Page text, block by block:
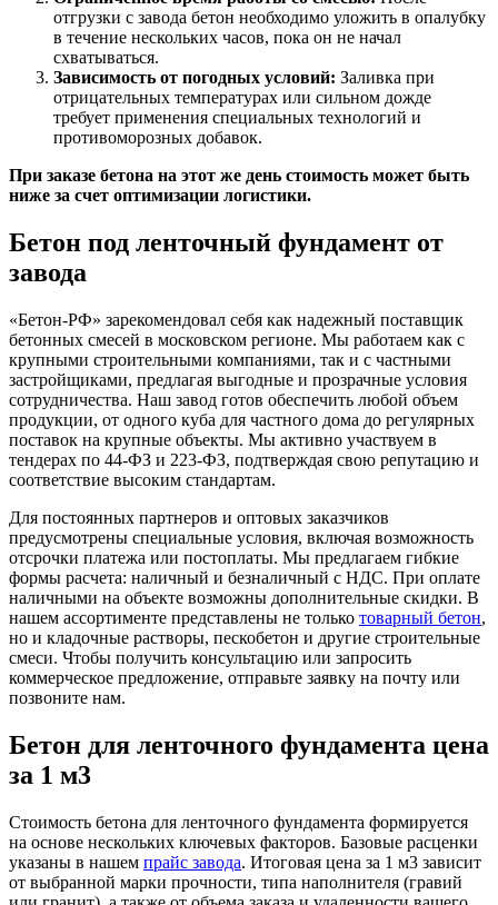
отгрузки с завода бетон необходимо уложить в опалубку
в течение нескольких часов, пока он не начал
схватываться.
Зависимость от погодных условий: Заливка при
отрицательных температурах или сильном дожде
требует применения специальных технологий и
противоморозных добавок.
При заказе бетона на этот же день стоимость может быть
ниже за счет оптимизации логистики.
Бетон под ленточный фундамент от
завода
«Бетон-РФ» зарекомендовал себя как надежный поставщик
бетонных смесей в московском регионе. Мы работаем как с
крупными строительными компаниями, так и с частными
застройщиками, предлагая выгодные и прозрачные условия
сотрудничества. Наш завод готов обеспечить любой объем
продукции, от одного куба для частного дома до регулярных
поставок на крупные объекты. Мы активно участвуем в
тендерах по 44-ФЗ и 223-ФЗ, подтверждая свою репутацию и
соответствие высоким стандартам.
Для постоянных партнеров и оптовых заказчиков
предусмотрены специальные условия, включая возможность
отсрочки платежа или постоплаты. Мы предлагаем гибкие
формы расчета: наличный и безналичный с НДС. При оплате
наличными на объекте возможны дополнительные скидки. В
нашем ассортименте представлены не только товарный бетон,
но и кладочные растворы, пескобетон и другие строительные
смеси. Чтобы получить консультацию или запросить
коммерческое предложение, отправьте заявку на почту или
позвоните нам.
Бетон для ленточного фундамента цена
за 1 м3
Стоимость бетона для ленточного фундамента формируется
на основе нескольких ключевых факторов. Базовые расценки
указаны в нашем прайс завода. Итоговая цена за 1 м3 зависит
от выбранной марки прочности, типа наполнителя (гравий